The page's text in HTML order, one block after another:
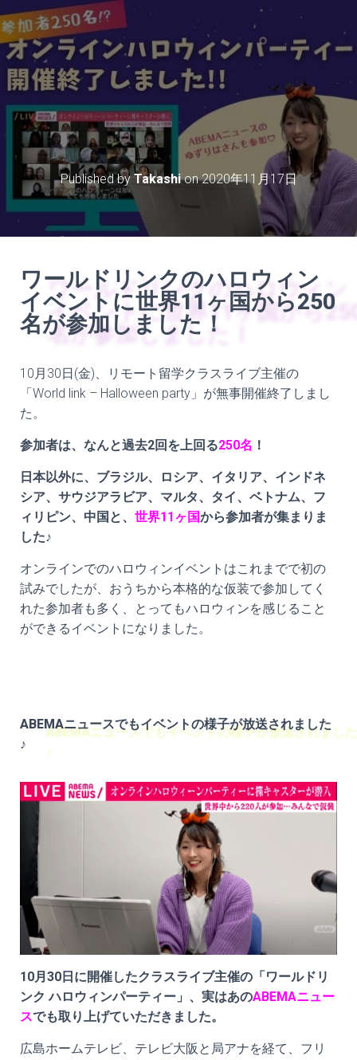
ハロウィンイベントがオンラ
インで開催されました！
Published byTakashion2020年11月17日
ワールドリンクのハロウィン
イベントに世界11ヶ国から250
名が参加しました！
10月30日(金)、リモート留学クラスライブ主催の
「World link – Halloween party」が無事開催終了しまし
た。
参加者は、なんと過去2回を上回る250名 ！
日本以外に、ブラジル、ロシア、イタリア、インドネ
シア、サウジアラビア、マルタ、タイ、ベトナム、フ
ィリピン、中国と、 世界11ヶ国から参加者が集まりま
した♪
オンラインでのハロウィンイベントはこれまでで初の
試みでしたが、おうちから本格的な仮装で参加してく
れた参加者も多く、とってもハロウィンを感じること
ができるイベントになりました。
ABEMAニュースでもイベントの様子が放送されました
♪
10月30日に開催したクラスライブ主催の「ワールドリ
ンク ハロウィンパーティー」、実はあのABEMAニュー
スでも取り上げていただきました。
広島ホームテレビ、テレビ大阪と局アナを経て、 フリ